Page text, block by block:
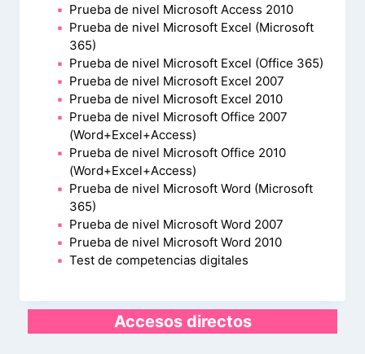
Prueba de nivel Microsoft Access 2010
Prueba de nivel Microsoft Excel (Microsoft
365)
Prueba de nivel Microsoft Excel (Office 365)
Prueba de nivel Microsoft Excel 2007
Prueba de nivel Microsoft Excel 2010
Prueba de nivel Microsoft Office 2007
(Word+Excel+Access)
Prueba de nivel Microsoft Office 2010
(Word+Excel+Access)
Prueba de nivel Microsoft Word (Microsoft
365)
Prueba de nivel Microsoft Word 2007
Prueba de nivel Microsoft Word 2010
Test de competencias digitales
Accesos directos